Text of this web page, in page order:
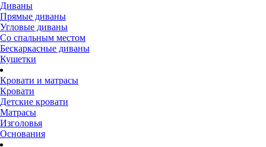
Диваны
Прямые диваны
Угловые диваны
Со спальным местом
Бескаркасные диваны
Кушетки
Кровати и матрасы
Кровати
Детские кровати
Матрасы
Изголовья
Основания